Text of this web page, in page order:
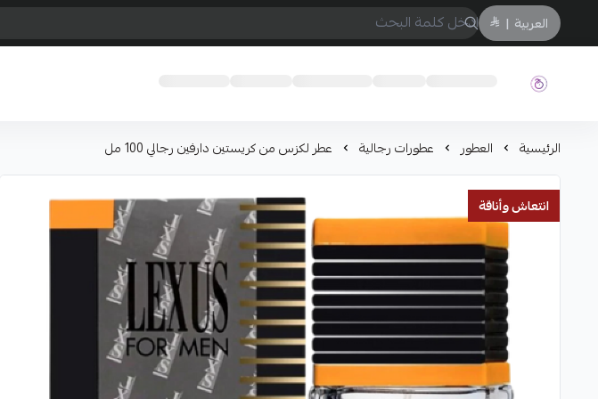
العربية |
حفيز
الرئيسية العطور عطورات رجالية عطر لكزس من كريستين دارفين رجالي 100 مل
انتعاش وأناقة